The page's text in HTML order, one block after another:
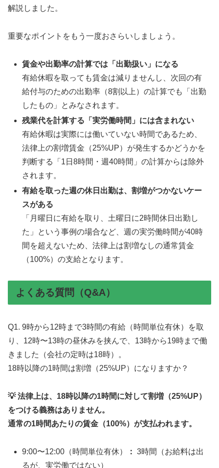
解説しました。
重要なポイントをもう一度おさらいしましょう。
賃金や出勤率の計算では「出勤扱い」になる
有給休暇を取っても賃金は減りませんし、次回の有
給付与のための出勤率（8割以上）の計算でも「出勤
したもの」とみなされます。
残業代を計算する「実労働時間」には含まれない
有給休暇は実際には働いていない時間であるため、
法律上の割増賃金（25%UP）が発生するかどうかを
判断する「1日8時間・週40時間」の計算からは除外
されます。
有給を取った週の休日出勤は、割増がつかないケー
スがある
「月曜日に有給を取り、土曜日に2時間休日出勤し
た」という事例の場合など、週の実労働時間が40時
間を超えないため、法律上は割増なしの通常賃金
（100%）の支給となります。
よくある質問（Q&A）
Q1. 9時から12時まで3時間の有給（時間単位有休）を取
り、12時〜13時の昼休みを挟んで、13時から19時まで働
きました（会社の定時は18時）。
18時以降の1時間は割増（25%UP）になりますか？
💡 法律上は、18時以降の1時間に対して割増（25%UP）
をつける義務はありません。
通常の1時間あたりの賃金（100%）が支払われます。
9:00〜12:00（時間単位有休） ： 3時間（お給料は出
るが、実労働ではない）